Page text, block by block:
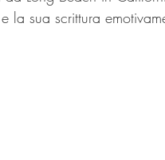
la sua scrittura